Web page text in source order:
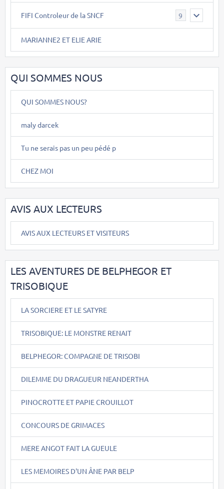
FIFI Controleur de la SNCF 9
MARIANNE2 ET ELIE ARIE
QUI SOMMES NOUS
QUI SOMMES NOUS?
maly darcek
Tu ne serais pas un peu pédé p
CHEZ MOI
AVIS AUX LECTEURS
AVIS AUX LECTEURS ET VISITEURS
LES AVENTURES DE BELPHEGOR ET
TRISOBIQUE
LA SORCIERE ET LE SATYRE
TRISOBIQUE: LE MONSTRE RENAIT
BELPHEGOR: COMPAGNE DE TRISOBI
DILEMME DU DRAGUEUR NEANDERTHA
PINOCROTTE ET PAPIE CROUILLOT
CONCOURS DE GRIMACES
MERE ANGOT FAIT LA GUEULE
LES MEMOIRES D'UN ÂNE PAR BELP